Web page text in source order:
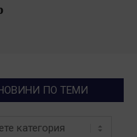
ПО ТЕМИ